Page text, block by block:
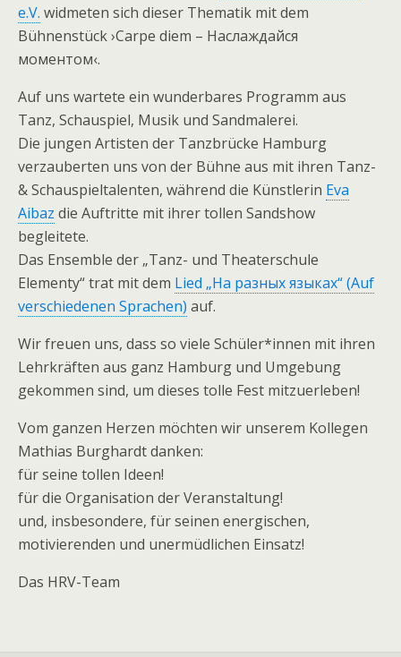
e.V. widmeten sich dieser Thematik mit dem
Bühnenstück ›Carpe diem – Наслаждайся
моментом‹.
Auf uns wartete ein wunderbares Programm aus
Tanz, Schauspiel, Musik und Sandmalerei.
Die jungen Artisten der Tanzbrücke Hamburg
verzauberten uns von der Bühne aus mit ihren Tanz-
& Schauspieltalenten, während die Künstlerin Eva
Aibaz die Auftritte mit ihrer tollen Sandshow
begleitete.
Das Ensemble der „Tanz- und Theaterschule
Elementy“ trat mit dem Lied „На разных языках“ (Auf
verschiedenen Sprachen) auf.
Wir freuen uns, dass so viele Schüler*innen mit ihren
Lehrkräften aus ganz Hamburg und Umgebung
gekommen sind, um dieses tolle Fest mitzuerleben!
Vom ganzen Herzen möchten wir unserem Kollegen
Mathias Burghardt danken:
für seine tollen Ideen!
für die Organisation der Veranstaltung!
und, insbesondere, für seinen energischen,
motivierenden und unermüdlichen Einsatz!
Das HRV-Team